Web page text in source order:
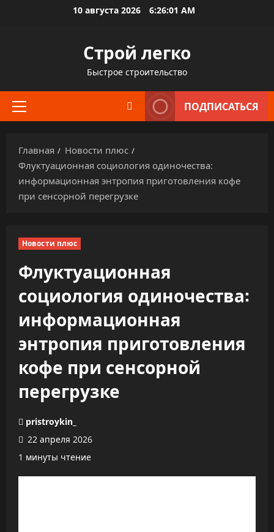
10 августа 2026 6:26:02 AM
Строй легко
Быстрое строительство
Основное
ПОДПИСАТЬСЯ
Главная
Новости плюс
Флуктуационная социология одиночества:
информационная энтропия приготовления кофе
при сенсорной перегрузке
Новости плюс
Флуктуационная
социология одиночества:
информационная
энтропия приготовления
кофе при сенсорной
перегрузке
pristroykin_
22 апреля 2026
1 минуты чтение